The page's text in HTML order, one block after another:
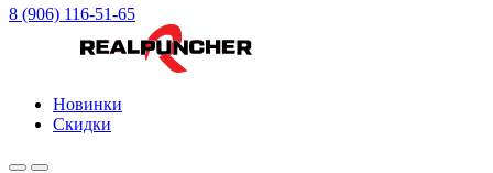
8 (906) 116-51-65
Новинки
Скидки